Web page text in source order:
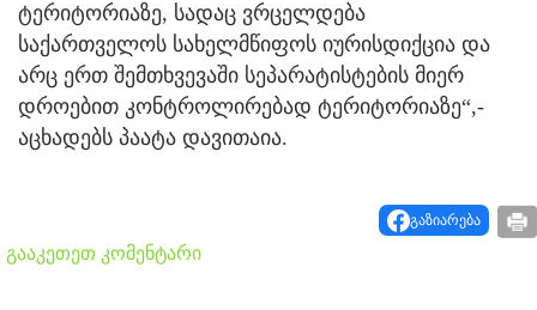
ტერიტორიაზე, სადაც ვრცელდება
საქართველოს სახელმწიფოს იურისდიქცია და
არც ერთ შემთხვევაში სეპარატისტების მიერ
დროებით კონტროლირებად ტერიტორიაზე“,-
აცხადებს პაატა დავითაია.
გაზიარება
გააკეთეთ კომენტარი